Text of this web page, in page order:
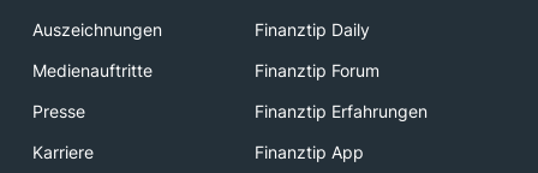
Auszeichnungen
Finanztip Daily
Medienauftritte
Finanztip Forum
Presse
Finanztip Erfahrungen
Karriere
Finanztip App